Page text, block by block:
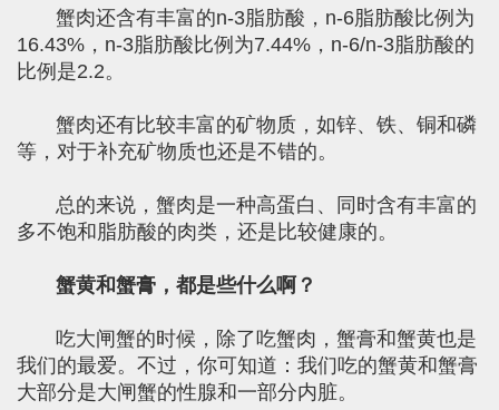
蟹肉还含有丰富的n-3脂肪酸，n-6脂肪酸比例为
16.43%，n-3脂肪酸比例为7.44%，n-6/n-3脂肪酸的
比例是2.2。
蟹肉还有比较丰富的矿物质，如锌、铁、铜和磷
等，对于补充矿物质也还是不错的。
总的来说，蟹肉是一种高蛋白、同时含有丰富的
多不饱和脂肪酸的肉类，还是比较健康的。
蟹黄和蟹膏，都是些什么啊？
吃大闸蟹的时候，除了吃蟹肉，蟹膏和蟹黄也是
我们的最爱。不过，你可知道：我们吃的蟹黄和蟹膏
大部分是大闸蟹的性腺和一部分内脏。